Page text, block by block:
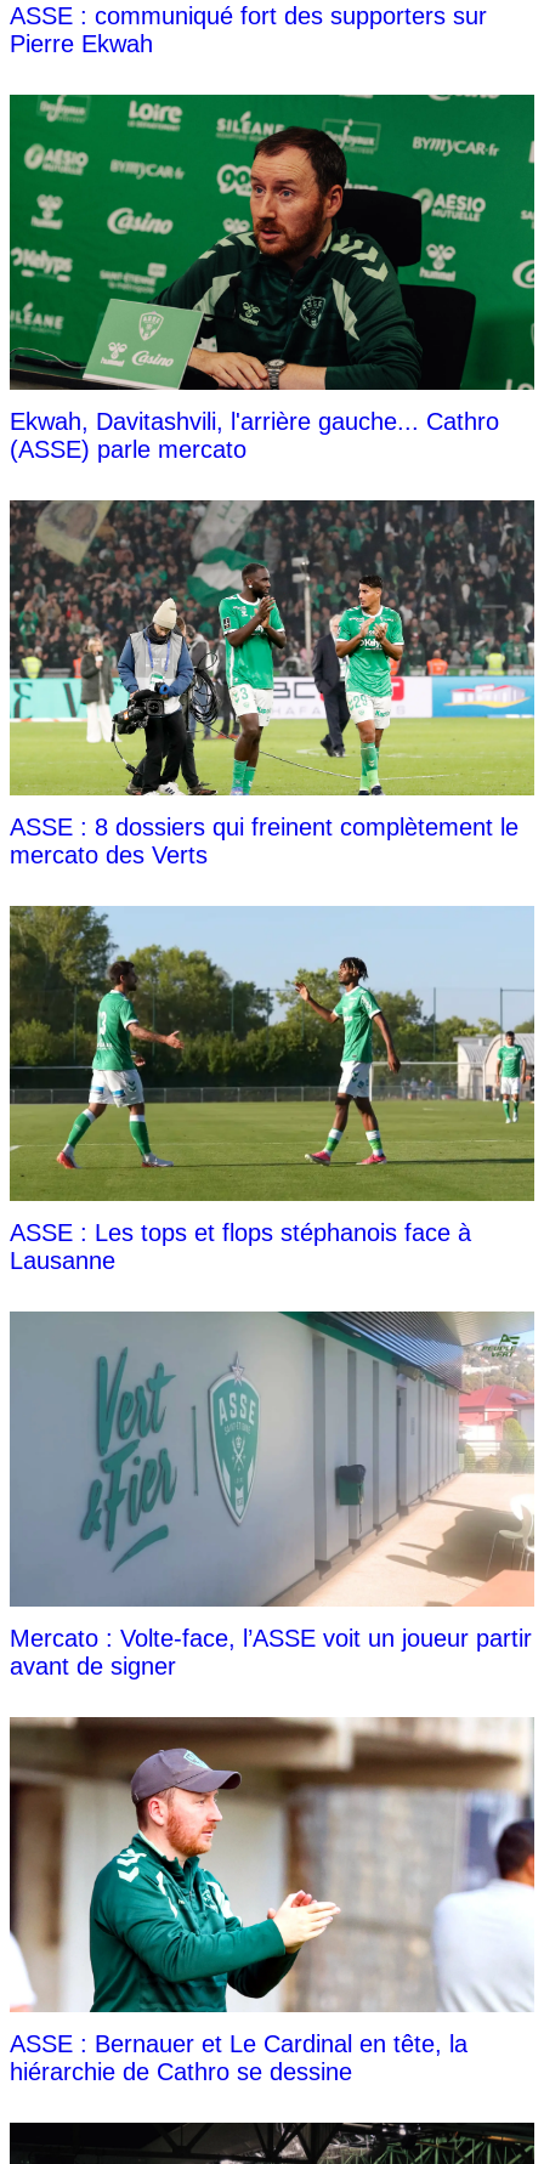
ASSE : communiqué fort des supporters sur
Pierre Ekwah
Ekwah, Davitashvili, l'arrière gauche... Cathro
(ASSE) parle mercato
ASSE : 8 dossiers qui freinent complètement le
mercato des Verts
ASSE : Les tops et flops stéphanois face à
Lausanne
Mercato : Volte-face, l’ASSE voit un joueur partir
avant de signer
ASSE : Bernauer et Le Cardinal en tête, la
hiérarchie de Cathro se dessine